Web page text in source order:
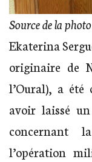
Source de la
Ekaterina
originaire de
l’Oural), a été
avoir laissé
concernant
l’opération